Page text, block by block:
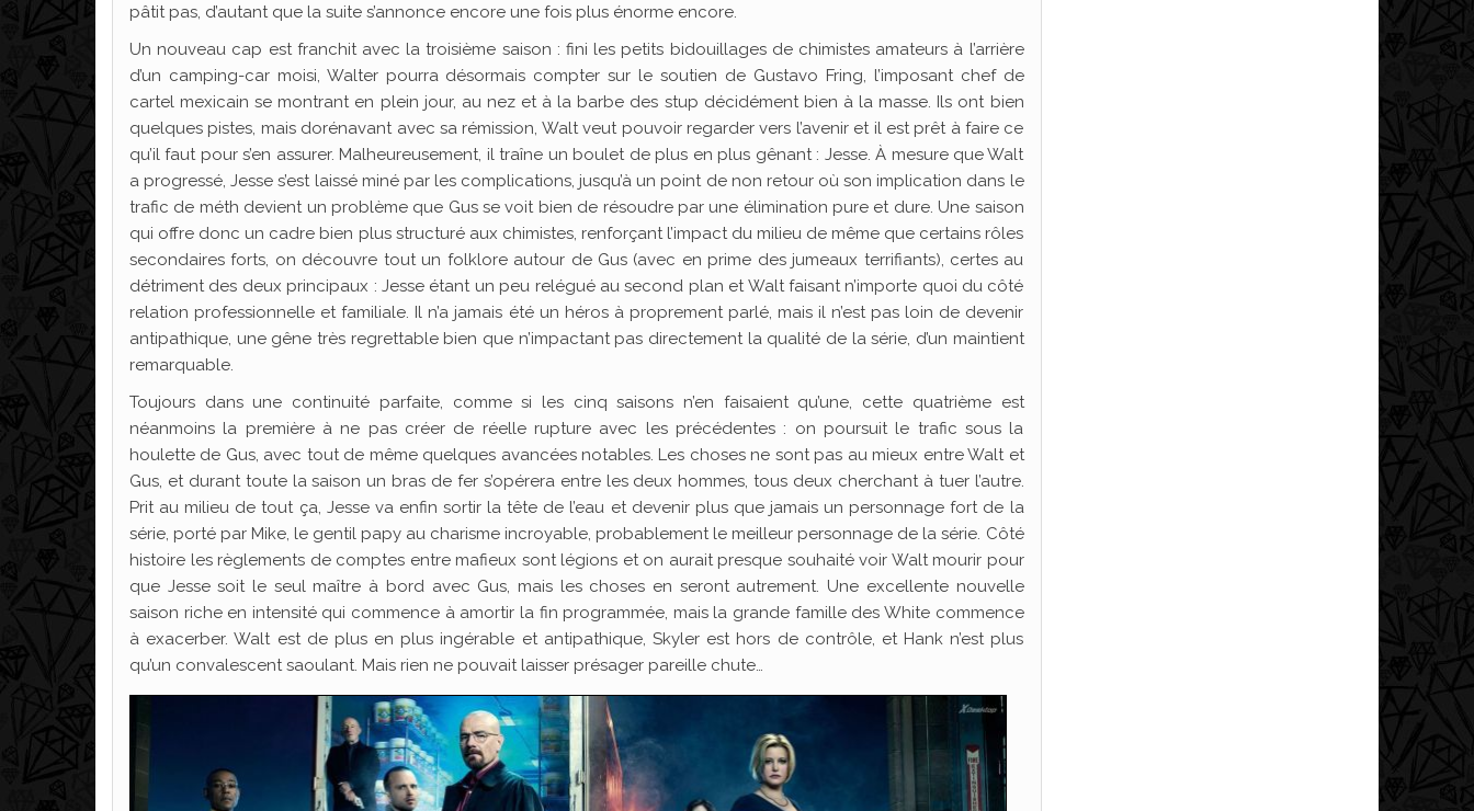
pâtit pas, d’autant que la suite s’annonce encore une fois plus énorme encore.
Un nouveau cap est franchit avec la troisième saison : fini les petits bidouillages de chimistes amateurs à l’arrière
d’un camping-car moisi, Walter pourra désormais compter sur le soutien de Gustavo Fring, l’imposant chef de
cartel mexicain se montrant en plein jour, au nez et à la barbe des stup décidément bien à la masse. Ils ont bien
quelques pistes, mais dorénavant avec sa rémission, Walt veut pouvoir regarder vers l’avenir et il est prêt à faire ce
qu’il faut pour s’en assurer. Malheureusement, il traîne un boulet de plus en plus gênant : Jesse. À mesure que Walt
a progressé, Jesse s’est laissé miné par les complications, jusqu’à un point de non retour où son implication dans le
trafic de méth devient un problème que Gus se voit bien de résoudre par une élimination pure et dure. Une saison
qui offre donc un cadre bien plus structuré aux chimistes, renforçant l’impact du milieu de même que certains rôles
secondaires forts, on découvre tout un folklore autour de Gus (avec en prime des jumeaux terrifiants), certes au
détriment des deux principaux : Jesse étant un peu relégué au second plan et Walt faisant n’importe quoi du côté
relation professionnelle et familiale. Il n’a jamais été un héros à proprement parlé, mais il n’est pas loin de devenir
antipathique, une gêne très regrettable bien que n’impactant pas directement la qualité de la série, d’un maintient
remarquable.
Toujours dans une continuité parfaite, comme si les cinq saisons n’en faisaient qu’une, cette quatrième est
néanmoins la première à ne pas créer de réelle rupture avec les précédentes : on poursuit le trafic sous la
houlette de Gus, avec tout de même quelques avancées notables. Les choses ne sont pas au mieux entre Walt et
Gus, et durant toute la saison un bras de fer s’opérera entre les deux hommes, tous deux cherchant à tuer l’autre.
Prit au milieu de tout ça, Jesse va enfin sortir la tête de l’eau et devenir plus que jamais un personnage fort de la
série, porté par Mike, le gentil papy au charisme incroyable, probablement le meilleur personnage de la série. Côté
histoire les règlements de comptes entre mafieux sont légions et on aurait presque souhaité voir Walt mourir pour
que Jesse soit le seul maître à bord avec Gus, mais les choses en seront autrement. Une excellente nouvelle
saison riche en intensité qui commence à amortir la fin programmée, mais la grande famille des White commence
à exacerber. Walt est de plus en plus ingérable et antipathique, Skyler est hors de contrôle, et Hank n’est plus
qu’un convalescent saoulant. Mais rien ne pouvait laisser présager pareille chute…